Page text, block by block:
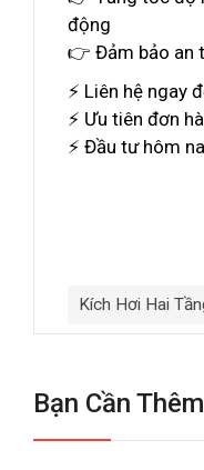
động
👉 Đảm bảo an
⚡ Liên hệ ngay
⚡ Ưu tiên đơn
⚡ Đầu tư hôm
Kích Hơi Hai
Bạn Cần